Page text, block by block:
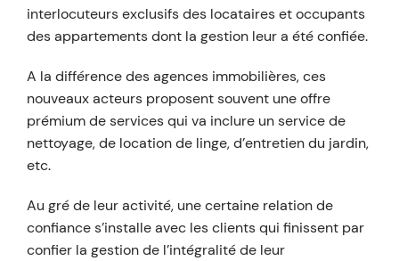
interlocuteurs exclusifs des locataires et occupants
des appartements dont la gestion leur a été confiée.
A la différence des agences immobilières, ces
nouveaux acteurs proposent souvent une offre
prémium de services qui va inclure un service de
nettoyage, de location de linge, d’entretien du jardin,
etc.
Au gré de leur activité, une certaine relation de
confiance s’installe avec les clients qui finissent par
confier la gestion de l’intégralité de leur